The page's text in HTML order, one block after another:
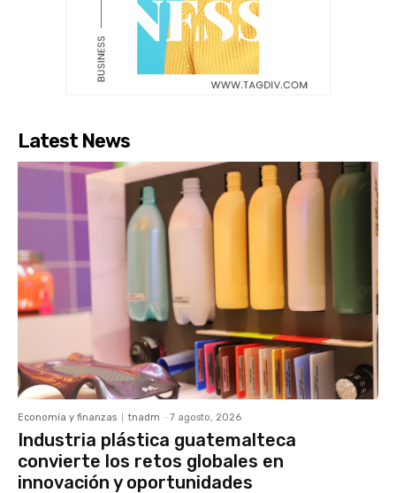
Latest News
Economía y finanzas tnadm - 7 agosto, 2026
Industria plástica guatemalteca
convierte los retos globales en
innovación y oportunidades